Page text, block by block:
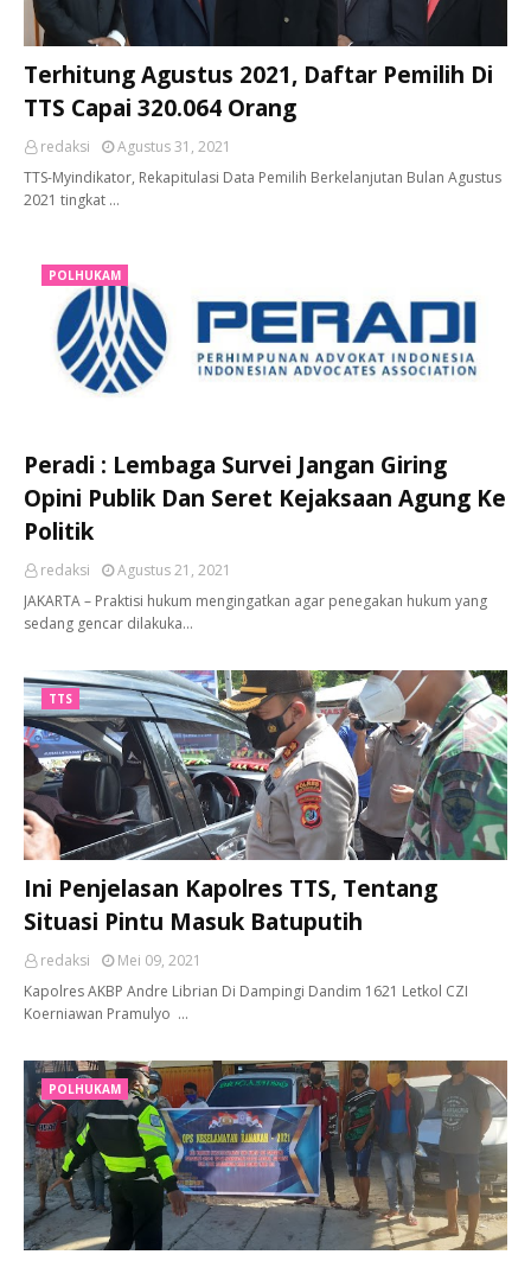
Terhitung Agustus 2021, Daftar Pemilih Di
TTS Capai 320.064 Orang
redaksi
Agustus 31, 2021
TTS-Myindikator, Rekapitulasi Data Pemilih Berkelanjutan Bulan Agustus
2021 tingkat …
POLHUKAM
Peradi : Lembaga Survei Jangan Giring
Opini Publik Dan Seret Kejaksaan Agung Ke
Politik
redaksi
Agustus 21, 2021
JAKARTA – Praktisi hukum mengingatkan agar penegakan hukum yang
sedang gencar dilakuka…
TTS
Ini Penjelasan Kapolres TTS, Tentang
Situasi Pintu Masuk Batuputih
redaksi
Mei 09, 2021
Kapolres AKBP Andre Librian Di Dampingi Dandim 1621 Letkol CZI
Koerniawan Pramulyo …
POLHUKAM